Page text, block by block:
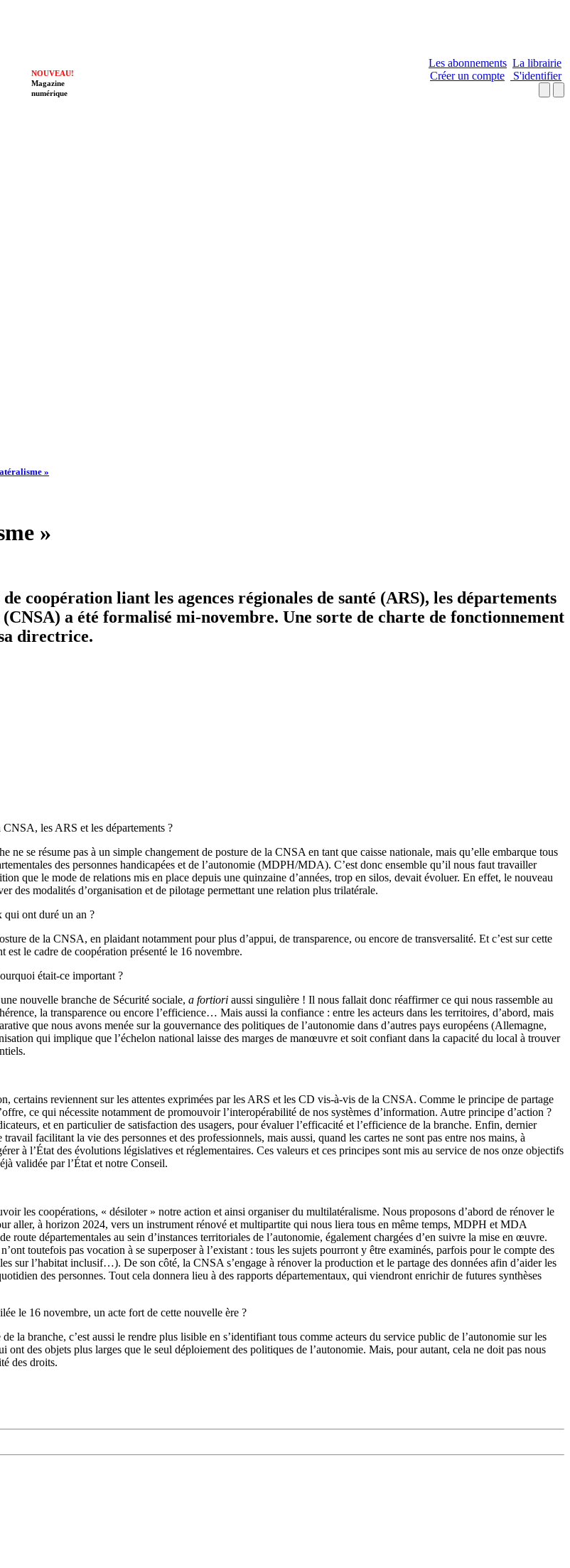
Les abonnements La librairie
Créer un compte
S'identifier
NOUVEAU!
Magazine
numérique
»
»
coopération liant les agences régionales de santé (ARS), les départements
a été formalisé mi-novembre. Une sorte de charte de fonctionnement
directrice.
les ARS et les départements ?
se résume pas à un simple changement de posture de la CNSA en tant que caisse nationale, mais qu’elle embarque tous
des personnes handicapées et de l’autonomie (MDPH/MDA). C’est donc ensemble qu’il nous faut travailler
que le mode de relations mis en place depuis une quinzaine d’années, trop en silos, devait évoluer. En effet, le nouveau
des modalités d’organisation et de pilotage permettant une relation plus trilatérale.
qui ont duré un an ?
de la CNSA, en plaidant notamment pour plus d’appui, de transparence, ou encore de transversalité. Et c’est sur cette
est le cadre de coopération présenté le 16 novembre.
était-ce important ?
nouvelle branche de Sécurité sociale, a fortiori aussi singulière ! Il nous fallait donc réaffirmer ce qui nous rassemble au
la transparence ou encore l’efficience… Mais aussi la confiance : entre les acteurs dans les territoires, d’abord, mais
que nous avons menée sur la gouvernance des politiques de l’autonomie dans d’autres pays européens (Allemagne,
qui implique que l’échelon national laisse des marges de manœuvre et soit confiant dans la capacité du local à trouver
certains reviennent sur les attentes exprimées par les ARS et les CD vis-à-vis de la CNSA. Comme le principe de partage
ce qui nécessite notamment de promouvoir l’interopérabilité de nos systèmes d’information. Autre principe d’action ?
et en particulier de satisfaction des usagers, pour évaluer l’efficacité et l’efficience de la branche. Enfin, dernier
facilitant la vie des personnes et des professionnels, mais aussi, quand les cartes ne sont pas entre nos mains, à
à l’État des évolutions législatives et réglementaires. Ces valeurs et ces principes sont mis au service de nos onze objectifs
validée par l’État et notre Conseil.
les coopérations, « désiloter » notre action et ainsi organiser du multilatéralisme. Nous proposons d’abord de rénover le
aller, à horizon 2024, vers un instrument rénové et multipartite qui nous liera tous en même temps, MDPH et MDA
départementales au sein d’instances territoriales de l’autonomie, également chargées d’en suivre la mise en œuvre.
toutefois pas vocation à se superposer à l’existant : tous les sujets pourront y être examinés, parfois pour le compte des
sur l’habitat inclusif…). De son côté, la CNSA s’engage à rénover la production et le partage des données afin d’aider les
des personnes. Tout cela donnera lieu à des rapports départementaux, qui viendront enrichir de futures synthèses
le 16 novembre, un acte fort de cette nouvelle ère ?
la branche, c’est aussi le rendre plus lisible en s’identifiant tous comme acteurs du service public de l’autonomie sur les
ont des objets plus larges que le seul déploiement des politiques de l’autonomie. Mais, pour autant, cela ne doit pas nous
des droits.